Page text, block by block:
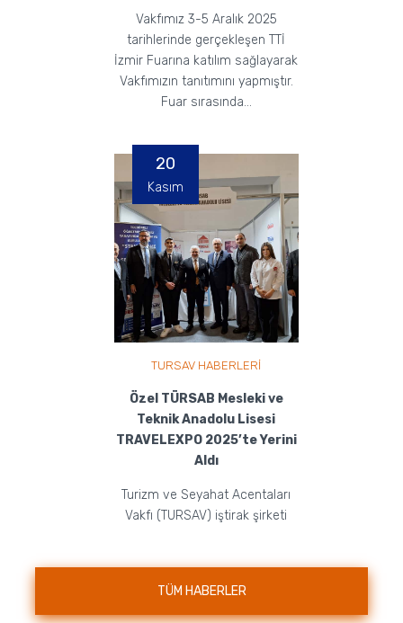
Vakfımız 3-5 Aralık 2025
tarihlerinde gerçekleşen TTİ
İzmir Fuarına katılım sağlayarak
Vakfımızın tanıtımını yapmıştır.
Fuar sırasında...
TURSAV HABERLERİ
Özel TÜRSAB Mesleki ve
Teknik Anadolu Lisesi
TRAVELEXPO 2025’te Yerini
Aldı
Turizm ve Seyahat Acentaları
Vakfı (TURSAV) iştirak şirketi
20
Kasım
TÜM HABERLER